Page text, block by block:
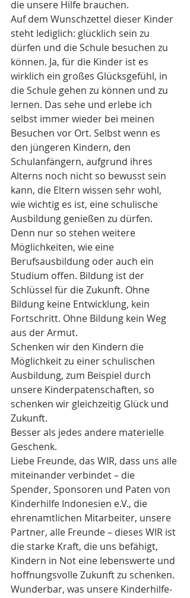
die unsere Hilfe brauchen.
Auf dem Wunschzettel dieser Kinder
steht lediglich: glücklich sein zu
dürfen und die Schule besuchen zu
können. Ja, für die Kinder ist es
wirklich ein großes Glücksgefühl, in
die Schule gehen zu können und zu
lernen. Das sehe und erlebe ich
selbst immer wieder bei meinen
Besuchen vor Ort. Selbst wenn es
den jüngeren Kindern, den
Schulanfängern, aufgrund ihres
Alterns noch nicht so bewusst sein
kann, die Eltern wissen sehr wohl,
wie wichtig es ist, eine schulische
Ausbildung genießen zu dürfen.
Denn nur so stehen weitere
Möglichkeiten, wie eine
Berufsausbildung oder auch ein
Studium offen. Bildung ist der
Schlüssel für die Zukunft. Ohne
Bildung keine Entwicklung, kein
Fortschritt. Ohne Bildung kein Weg
aus der Armut.
Schenken wir den Kindern die
Möglichkeit zu einer schulischen
Ausbildung, zum Beispiel durch
unsere Kinderpatenschaften, so
schenken wir gleichzeitig Glück und
Zukunft.
Besser als jedes andere materielle
Geschenk.
Liebe Freunde, das WIR, dass uns alle
miteinander verbindet – die
Spender, Sponsoren und Paten von
Kinderhilfe Indonesien e.V., die
ehrenamtlichen Mitarbeiter, unsere
Partner, alle Freunde – dieses WIR ist
die starke Kraft, die uns befähigt,
Kindern in Not eine lebenswerte und
hoffnungsvolle Zukunft zu schenken.
Wunderbar, was unsere Kinderhilfe-